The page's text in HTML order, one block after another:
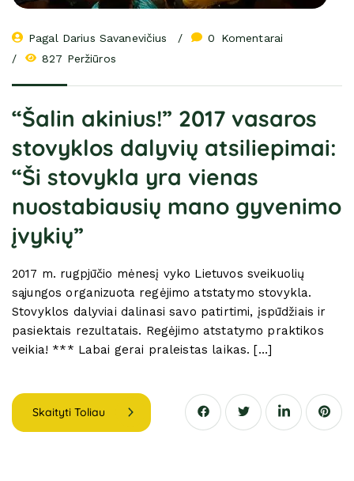
Pagal Darius Savanevičius 0
Komentarai
827 Peržiūros
“Šalin akinius!” 2017 vasaros
stovyklos dalyvių atsiliepimai:
“Ši stovykla yra vienas
nuostabiausių mano gyvenimo
įvykių”
2017 m. rugpjūčio mėnesį vyko Lietuvos sveikuolių
sąjungos organizuota regėjimo atstatymo stovykla.
Stovyklos dalyviai dalinasi savo patirtimi, įspūdžiais ir
pasiektais rezultatais. Regėjimo atstatymo praktikos
veikia! *** Labai gerai praleistas laikas. […]
Skaityti Toliau